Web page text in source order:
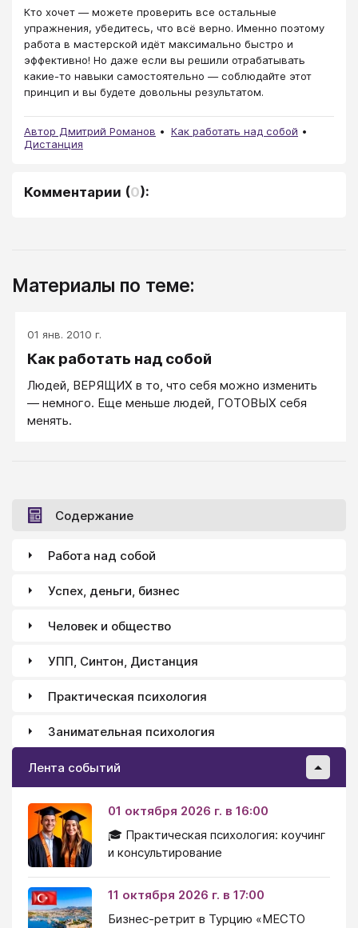
Кто хочет ― можете проверить все остальные
упражнения, убедитесь, что всё верно. Именно поэтому
работа в мастерской идёт максимально быстро и
эффективно! Но даже если вы решили отрабатывать
какие-то навыки самостоятельно ― соблюдайте этот
принцип и вы будете довольны результатом.
Автор Дмитрий Романов
Как работать над собой
Дистанция
Комментарии (0):
Материалы по теме:
01 янв. 2010 г.
Как работать над собой
Людей, ВЕРЯЩИХ в то, что себя можно изменить
— немного. Еще меньше людей, ГОТОВЫХ себя
менять.
Содержание
Работа над собой
Успех, деньги, бизнес
Человек и общество
УПП, Синтон, Дистанция
Практическая психология
Занимательная психология
Лента событий
01 октября 2026 г. в 16:00
🎓 Практическая психология: коучинг
и консультирование
11 октября 2026 г. в 17:00
Бизнес-ретрит в Турцию «МЕСТО